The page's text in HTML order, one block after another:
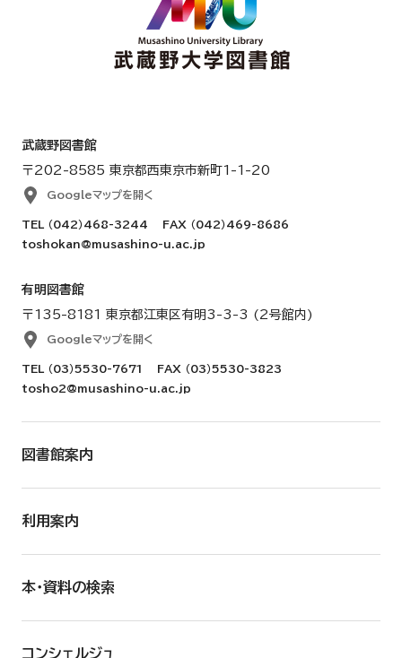
武蔵野図書館
〒202-8585 東京都西東京市新町1-1-20
Googleマップを開く
TEL （042）468-3244
FAX （042）469-8686
toshokan@musashino-u.ac.jp
有明図書館
〒135-8181 東京都江東区有明3-3-3 (2号館内)
Googleマップを開く
TEL （03）5530-7671
FAX （03）5530-3823
tosho2@musashino-u.ac.jp
図書館案内
利用案内
本・資料の検索
コンシェルジュ